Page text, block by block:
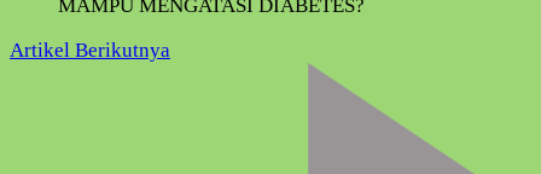
Artikel Berikutnya